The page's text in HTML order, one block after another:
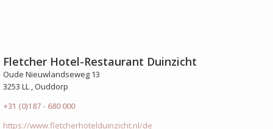
Fletcher Hotel-Restaurant Duinzicht
Oude Nieuwlandseweg 13
3253 LL , Ouddorp
+31 (0)187 - 680 000
https://www.fletcherhotelduinzicht.nl/de